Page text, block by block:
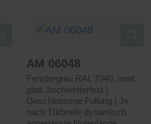
AM 06048
Fenstergrau RAL 7040, matt,
glatt, hochwetterfest |
Geschlossene Füllung | Je
nach Türbreite dynamisch